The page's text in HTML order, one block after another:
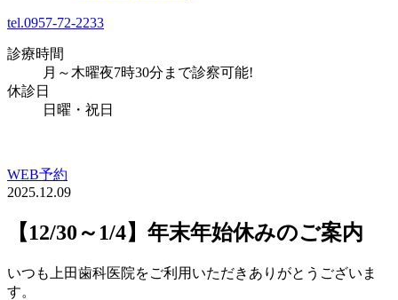
tel.0957-72-2233
診療時間
月～木曜夜7時30分まで診察可能!
休診日
日曜・祝日
WEB予約
2025.12.09
【12/30～1/4】年末年始休みのご案内
いつも上田歯科医院をご利用いただきありがとうございま
す。